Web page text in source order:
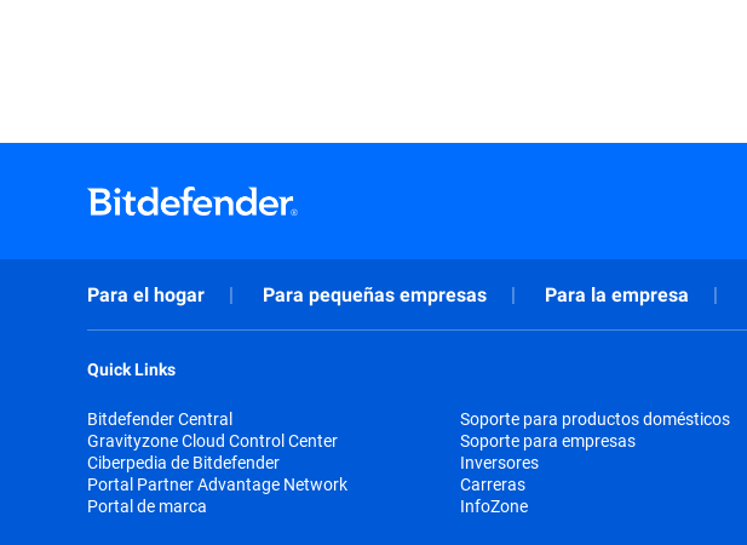
Para el hogar Para pequeñas empresas Para la empresa
Quick Links
Bitdefender Central
Gravityzone Cloud Control Center
Ciberpedia de Bitdefender
Portal Partner Advantage Network
Portal de marca
Soporte para productos domésticos
Soporte para empresas
Inversores
Carreras
InfoZone